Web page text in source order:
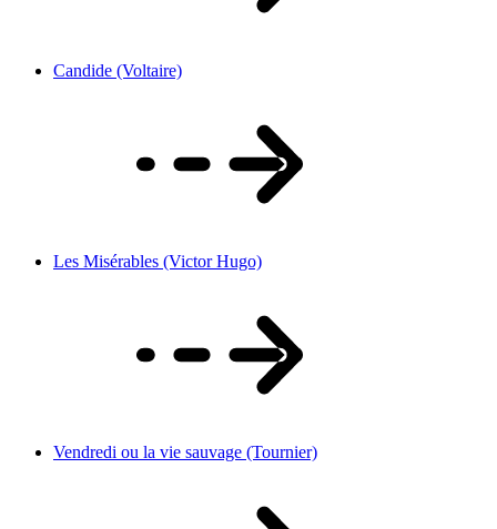
Candide (Voltaire)
Les Misérables (Victor Hugo)
Vendredi ou la vie sauvage (Tournier)